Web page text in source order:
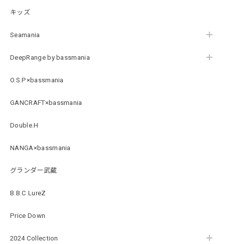
キッズ
Seamania
DeepRange by bassmania
O.S.P×bassmania
GANCRAFT×bassmania
Double.H
NANGA×bassmania
グランダー武蔵
B.B.C LureZ
Price Down
2024 Collection
2026/07/18